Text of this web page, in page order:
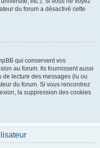
du forum a désactivé cette
qui conservent vos
au forum. Ils fournissent aussi
lecture des messages (lu ou
du forum. Si vous rencontrez
la suppression des cookies